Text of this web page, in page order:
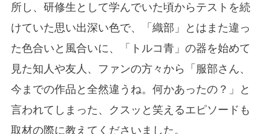
所し、研修生として学んでいた頃からテストを続
けていた思い出深い色で、「織部」とはまた違っ
た色合いと風合いに、「トルコ青」の器を始めて
見た知人や友人、ファンの方々から「服部さん、
今までの作品と全然違うね。何かあったの？」と
言われてしまった、クスッと笑えるエピソードも
取材の際に教えてくださいました。